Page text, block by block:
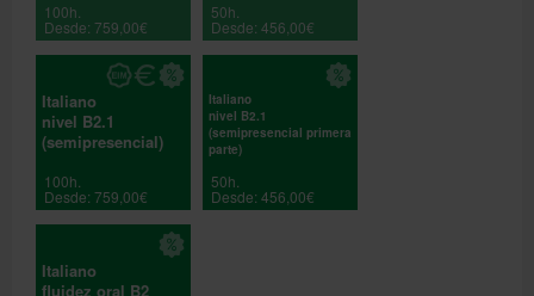
100h.
Desde: 759,00€
50h.
Desde: 456,00€
Italiano
nivel B2.1
(semipresencial)
100h.
Desde: 759,00€
Italiano
nivel B2.1
(semipresencial primera
parte)
50h.
Desde: 456,00€
Italiano
fluidez oral B2